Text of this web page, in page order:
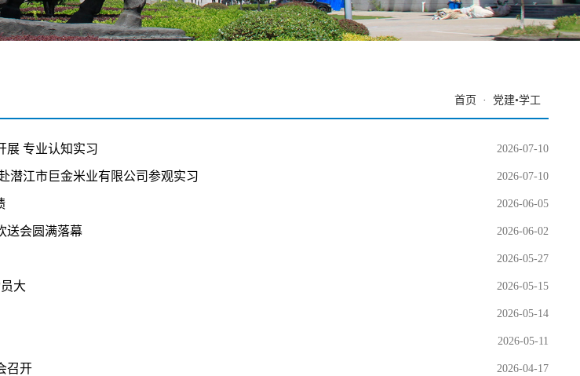
首页 · 党建•学工
展 专业认知实习 2026-07-10
潜江市巨金米业有限公司参观实习 2026-07-10
2026-06-05
送会圆满落幕 2026-06-02
2026-05-27
大 2026-05-15
2026-05-14
2026-05-11
召开 2026-04-17